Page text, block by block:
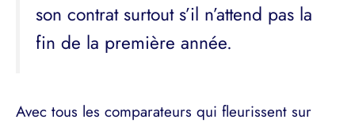
son contrat surtout s’il n’attend pas la
fin de la première année.
Avec tous les comparateurs qui fleurissent sur